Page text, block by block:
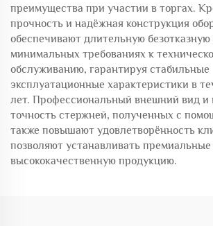
преимущества при участии в торгах.
прочность и надёжная конструкция
обеспечивают длительную безотказную
минимальных требованиях к
обслуживанию, гарантируя стабильные
эксплуатационные характеристики в
лет. Профессиональный внешний вид и
точность стержней, полученных с
также повышают удовлетворённость
позволяют устанавливать
высококачественную продукцию.